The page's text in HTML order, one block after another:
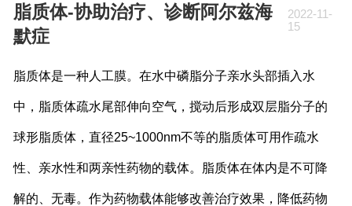
脂质体-协助治疗、诊断阿尔兹海
默症
2022-11-
15
脂质体是一种人工膜。在水中磷脂分子亲水头部插入水
中，脂质体疏水尾部伸向空气，搅动后形成双层脂分子的
球形脂质体，直径25~1000nm不等的脂质体可用作疏水
性、亲水性和两亲性药物的载体。脂质体在体内是不可降
解的、无毒。作为药物载体能够改善治疗效果，降低药物